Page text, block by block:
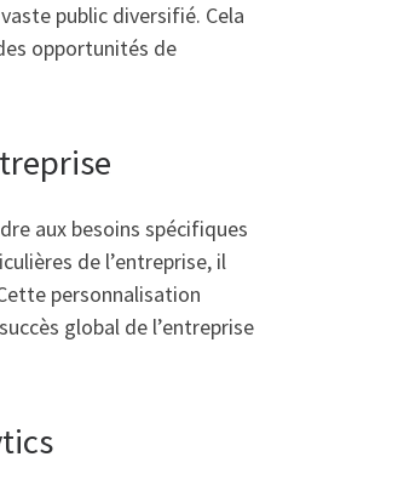
public diversifié. Cela
opportunités de
aux besoins spécifiques
de l’entreprise, il
personnalisation
global de l’entreprise